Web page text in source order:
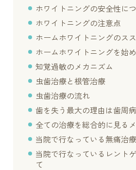
ホワイトニングの安全性に
ホワイトニングの注意点
ホームホワイトニングのス
ホームホワイトニングを始
知覚過敏のメカニズム
虫歯治療と根管治療
虫歯治療の流れ
歯を失う最大の理由は歯周
全ての治療を総合的に見る
当院で行なっている無痛治
当院で行なっているレント
て